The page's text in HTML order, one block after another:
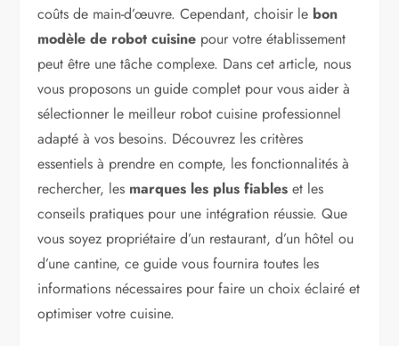
coûts de main-d’œuvre. Cependant, choisir le bon
modèle de robot cuisine pour votre établissement
peut être une tâche complexe. Dans cet article, nous
vous proposons un guide complet pour vous aider à
sélectionner le meilleur robot cuisine professionnel
adapté à vos besoins. Découvrez les critères
essentiels à prendre en compte, les fonctionnalités à
rechercher, les marques les plus fiables et les
conseils pratiques pour une intégration réussie. Que
vous soyez propriétaire d’un restaurant, d’un hôtel ou
d’une cantine, ce guide vous fournira toutes les
informations nécessaires pour faire un choix éclairé et
optimiser votre cuisine.